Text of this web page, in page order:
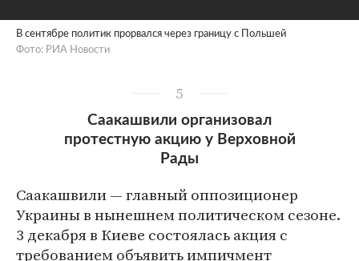
В сентябре политик прорвался через границу с Польшей
Фото: РИА Новости
5
Саакашвили организовал
протестную акцию у Верховной
Рады
Саакашвили — главный оппозиционер
Украины в нынешнем политическом сезоне.
3 декабря в Киеве состоялась акция с
требованием объявить импичмент